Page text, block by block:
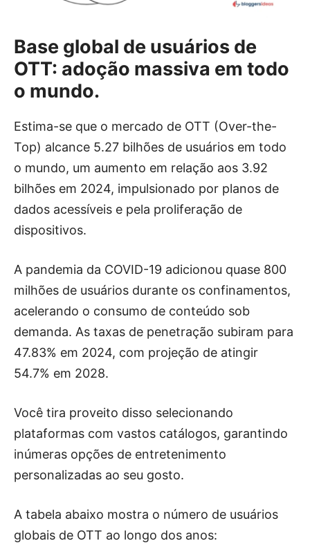
Base global de usuários de
OTT: adoção massiva em todo
o mundo.
Estima-se que o mercado de OTT (Over-the-
Top) alcance 5.27 bilhões de usuários em todo
o mundo, um aumento em relação aos 3.92
bilhões em 2024, impulsionado por planos de
dados acessíveis e pela proliferação de
dispositivos.
A pandemia da COVID-19 adicionou quase 800
milhões de usuários durante os confinamentos,
acelerando o consumo de conteúdo sob
demanda. As taxas de penetração subiram para
47.83% em 2024, com projeção de atingir
54.7% em 2028.
Você tira proveito disso selecionando
plataformas com vastos catálogos, garantindo
inúmeras opções de entretenimento
personalizadas ao seu gosto.
A tabela abaixo mostra o número de usuários
globais de OTT ao longo dos anos: